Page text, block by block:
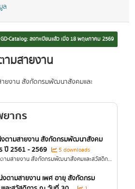
ล
GD-Catalog: ลงทะเบียนแล้ว เมื่อ 18 พฤษภาคม 2569
มสายงาน
ายงาน สังกัดกรมพัฒนาสังคมและ
ากร
งตามสายงาน สังกัดกรมพัฒนาสังคม
ปี 2561 - 2569
5 downloads
กรอบตำแหน่งตามสายงาน สังกัดกรมพัฒนาสังคมและสวัสดิการ
ตามสายงาน เพศ อายุ สังกัดกรม